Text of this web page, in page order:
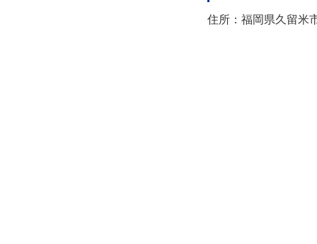
住所：福岡県久留米